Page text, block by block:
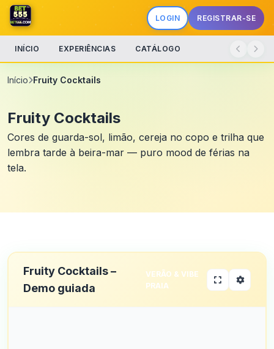
LOGIN REGISTRAR-SE
INÍCIO EXPERIÊNCIAS CATÁLOGO
Início Fruity Cocktails
Fruity Cocktails
Cores de guarda-sol, limão, cereja no copo e trilha que
lembra tarde à beira-mar — puro mood de férias na
tela.
Fruity Cocktails –
Demo guiada
VERÃO & VIBE
PRAIA